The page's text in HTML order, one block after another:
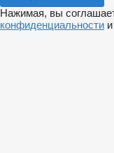
Нажимая, вы
конфиденциальности и